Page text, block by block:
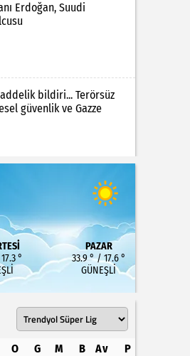
Erdoğan, Suudi
bildiri... Terörsüz
güvenlik ve Gazze
°
PAZAR
33.9 ° / 17.6 °
GÜNEŞLI
O G M B Av
P